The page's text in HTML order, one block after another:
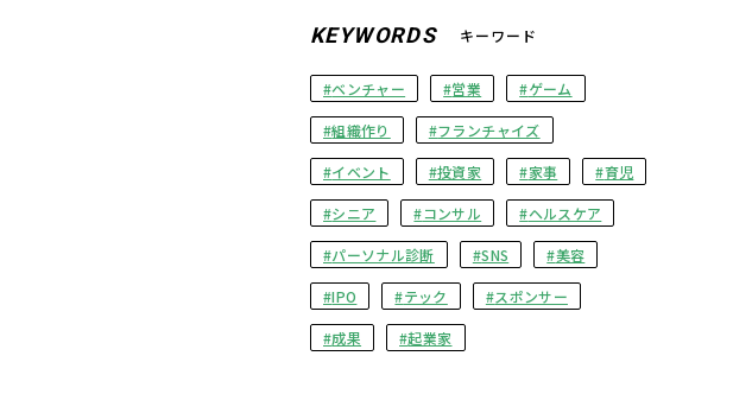
KEYWORDS キーワード
ベンチャー 営業 ゲーム
組織作り フランチャイズ
イベント 投資家 家事 育児
シニア コンサル ヘルスケア
パーソナル診断 SNS 美容
IPO テック スポンサー
成果 起業家